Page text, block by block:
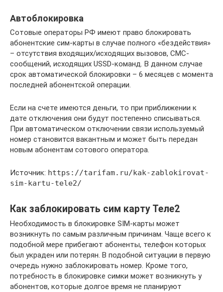
Автоблокировка
Сотовые операторы РФ имеют право блокировать
абонентские сим-карты в случае полного «бездействия»
– отсутствия входящих/исходящих вызовов, СМС-
сообщений, исходящих USSD-команд. В данном случае
срок автоматической блокировки – 6 месяцев с момента
последней абонентской операции.
Если на счете имеются деньги, то при приближении к
дате отключения они будут постепенно списываться.
При автоматическом отключении связи используемый
номер становится вакантным и может быть передан
новым абонентам сотового оператора.
Источник: https://tarifam.ru/kak-zablokirovat-
sim-kartu-tele2/
Как заблокировать сим карту Теле2
Необходимость в блокировке SIM-карты может
возникнуть по самым различным причинам. Чаще всего к
подобной мере прибегают абоненты, телефон которых
был украден или потерян. В подобной ситуации в первую
очередь нужно заблокировать номер. Кроме того,
потребность в блокировке симки может возникнуть у
абонентов, которые долгое время не планируют